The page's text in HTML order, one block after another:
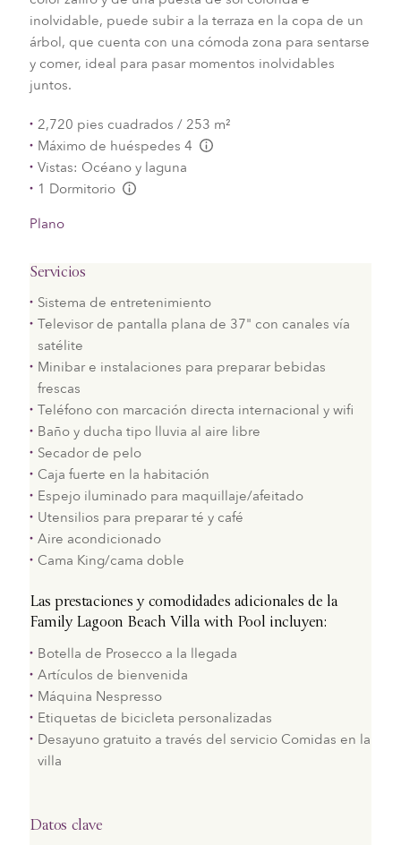
inolvidable, puede subir a la terraza en la copa de un
árbol, que cuenta con una cómoda zona para sentarse
y comer, ideal para pasar momentos inolvidables
juntos.
2,720 pies cuadrados / 253 m²
Máximo de huéspedes 4
Vistas: Océano y laguna
1 Dormitorio
Plano
Servicios
Sistema de entretenimiento
Televisor de pantalla plana de 37" con canales vía
satélite
Minibar e instalaciones para preparar bebidas
frescas
Teléfono con marcación directa internacional y wifi
Baño y ducha tipo lluvia al aire libre
Secador de pelo
Caja fuerte en la habitación
Espejo iluminado para maquillaje/afeitado
Utensilios para preparar té y café
Aire acondicionado
Cama King/cama doble
Las prestaciones y comodidades adicionales de la
Family Lagoon Beach Villa with Pool incluyen:
Botella de Prosecco a la llegada
Artículos de bienvenida
Máquina Nespresso
Etiquetas de bicicleta personalizadas
Desayuno gratuito a través del servicio Comidas en la
villa
Datos clave